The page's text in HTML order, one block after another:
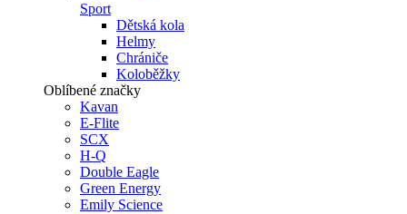
Sport
Dětská kola
Helmy
Chrániče
Koloběžky
Oblíbené značky
Kavan
E-Flite
SCX
H-Q
Double Eagle
Green Energy
Emily Science